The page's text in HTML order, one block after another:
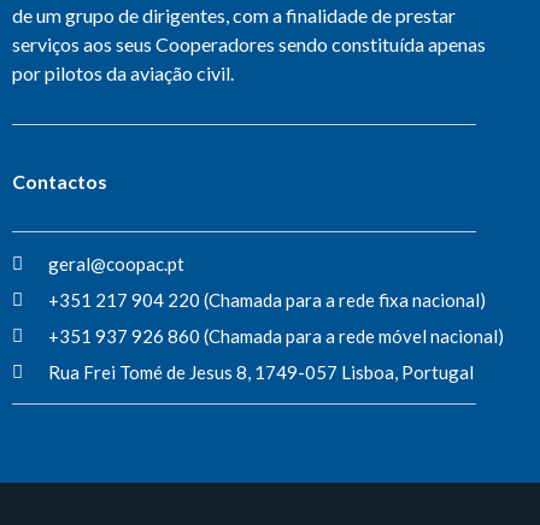
de um grupo de dirigentes, com a finalidade de prestar
serviços aos seus Cooperadores sendo constituída apenas
por pilotos da aviação civil.
Contactos
geral@coopac.pt
+351 217 904 220 (Chamada para a rede fixa nacional)
+351 937 926 860 (Chamada para a rede móvel nacional)
Rua Frei Tomé de Jesus 8, 1749-057 Lisboa, Portugal